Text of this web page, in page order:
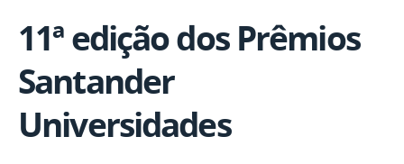
11ª edição dos Prêmios
Santander
Universidades